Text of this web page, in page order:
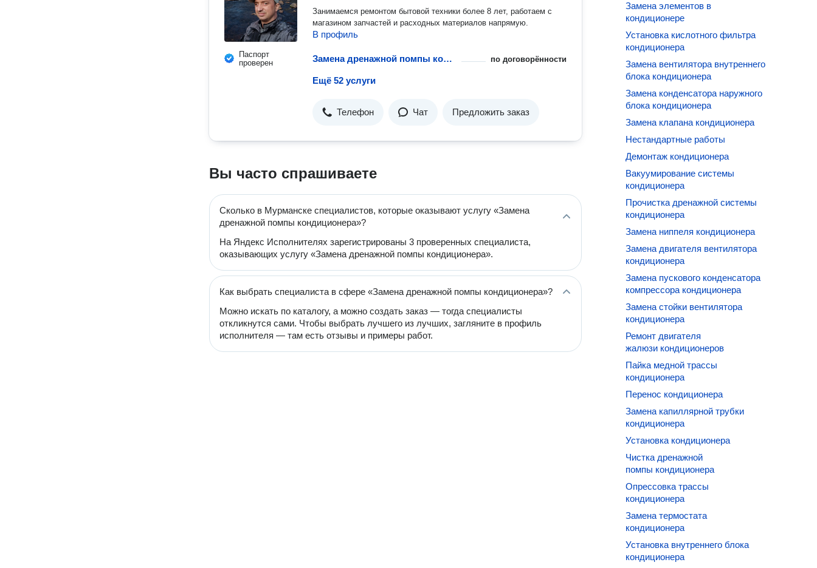
Паспорт
проверен
Занимаемся ремонтом бытовой техники более 8 лет, работаем с
магазином запчастей и расходных материалов напрямую.
В профиль
Замена дренажной помпы кондиционера по договорённости
Ещё 52 услуги
Телефон Чат Предложить заказ
Вы часто спрашиваете
Сколько в Мурманске специалистов, которые оказывают услугу «Замена
дренажной помпы кондиционера»?
На Яндекс Исполнителях зарегистрированы 3 проверенных специалиста,
оказывающих услугу «Замена дренажной помпы кондиционера».
Как выбрать специалиста в сфере «Замена дренажной помпы кондиционера»?
Можно искать по каталогу, а можно создать заказ — тогда специалисты
откликнутся сами. Чтобы выбрать лучшего из лучших, загляните в профиль
исполнителя — там есть отзывы и примеры работ.
Замена элементов в
кондиционере
Установка кислотного фильтра
кондиционера
Замена вентилятора внутреннего
блока кондиционера
Замена конденсатора наружного
блока кондиционера
Замена клапана кондиционера
Нестандартные работы
Демонтаж кондиционера
Вакуумирование системы
кондиционера
Прочистка дренажной системы
кондиционера
Замена ниппеля кондиционера
Замена двигателя вентилятора
кондиционера
Замена пускового конденсатора
компрессора кондиционера
Замена стойки вентилятора
кондиционера
Ремонт двигателя
жалюзи кондиционеров
Пайка медной трассы
кондиционера
Перенос кондиционера
Замена капиллярной трубки
кондиционера
Установка кондиционера
Чистка дренажной
помпы кондиционера
Опрессовка трассы
кондиционера
Замена термостата
кондиционера
Установка внутреннего блока
кондиционера